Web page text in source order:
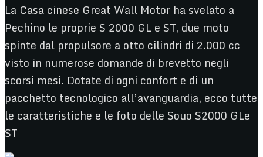
La Casa cinese Great Wall Motor ha svelato a
Pechino le proprie S 2000 GL e ST, due moto
spinte dal propulsore a otto cilindri di 2.000 cc
visto in numerose domande di brevetto negli
scorsi mesi. Dotate di ogni confort e di un
pacchetto tecnologico all’avanguardia, ecco tutte
le caratteristiche e le foto delle Souo S2000 GLe
ST